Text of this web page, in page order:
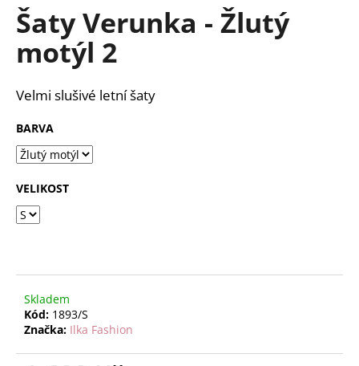
produktu
je
hvězdiček.
Šaty Verunka - Žlutý
motýl 2
Velmi slušivé letní šaty
BARVA
VELIKOST
Skladem
Kód: 1893/S
Značka: Ilka Fashion
r
u
č
j
e
m
e